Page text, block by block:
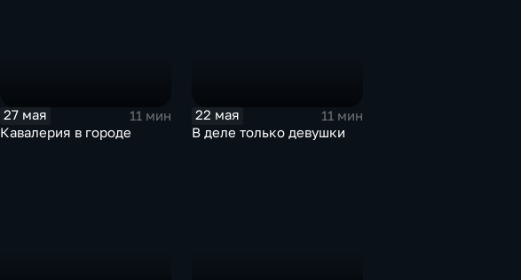
27 мая
11 мин
Кавалерия в городе
22 мая
11 мин
В деле только девушки